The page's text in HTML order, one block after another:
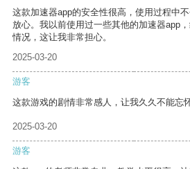
这款加速器app的安全性很高，使用过程中
放心。我以前使用过一些其他的加速器app
情况，这让我非常担心。
2025-03-20
游客
这款游戏的剧情非常感人，让我久久不能忘怀
2025-03-20
游客